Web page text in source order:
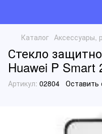
Каталог Аксессуары,
Стекло
Huawei P Smart
Артикул: 02804 Оставить